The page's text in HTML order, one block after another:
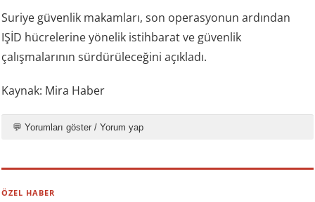
Suriye güvenlik makamları, son operasyonun ardından
IŞİD hücrelerine yönelik istihbarat ve güvenlik
çalışmalarının sürdürüleceğini açıkladı.
Kaynak: Mira Haber
💬 Yorumları göster / Yorum yap
ÖZEL HABER